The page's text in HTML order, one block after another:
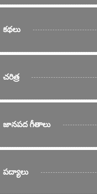
కథలు
చరిత్ర
జానపద గీతాలు
పద్యాలు